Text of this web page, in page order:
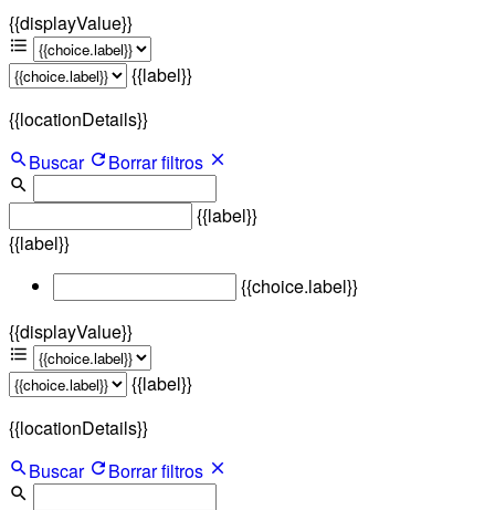
{{displayValue}}
{{label}}
{{locationDetails}}
Buscar
Borrar filtros
{{label}}
{{label}}
{{choice.label}}
{{displayValue}}
{{label}}
{{locationDetails}}
Buscar
Borrar filtros